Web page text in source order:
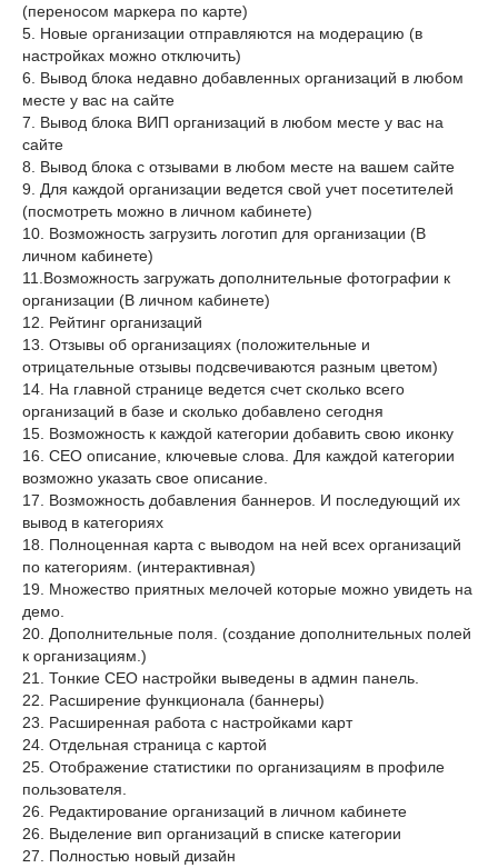
(переносом маркера по карте)
5. Новые организации отправляются на модерацию (в
настройках можно отключить)
6. Вывод блока недавно добавленных организаций в любом
месте у вас на сайте
7. Вывод блока ВИП организаций в любом месте у вас на
сайте
8. Вывод блока с отзывами в любом месте на вашем сайте
9. Для каждой организации ведется свой учет посетителей
(посмотреть можно в личном кабинете)
10. Возможность загрузить логотип для организации (В
личном кабинете)
11.Возможность загружать дополнительные фотографии к
организации (В личном кабинете)
12. Рейтинг организаций
13. Отзывы об организациях (положительные и
отрицательные отзывы подсвечиваются разным цветом)
14. На главной странице ведется счет сколько всего
организаций в базе и сколько добавлено сегодня
15. Возможность к каждой категории добавить свою иконку
16. СЕО описание, ключевые слова. Для каждой категории
возможно указать свое описание.
17. Возможность добавления баннеров. И последующий их
вывод в категориях
18. Полноценная карта с выводом на ней всех организаций
по категориям. (интерактивная)
19. Множество приятных мелочей которые можно увидеть на
демо.
20. Дополнительные поля. (создание дополнительных полей
к организациям.)
21. Тонкие СЕО настройки выведены в админ панель.
22. Расширение функционала (баннеры)
23. Расширенная работа с настройками карт
24. Отдельная страница с картой
25. Отображение статистики по организациям в профиле
пользователя.
26. Редактирование организаций в личном кабинете
26. Выделение вип организаций в списке категории
27. Полностью новый дизайн